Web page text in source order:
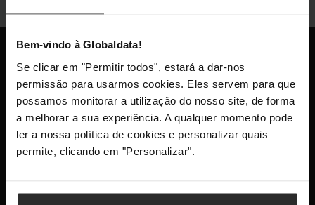
Bem-vindo à Globaldata!
Se clicar em "Permitir todos", estará a dar-nos
permissão para usarmos cookies. Eles servem para que
possamos monitorar a utilização do nosso site, de forma
a melhorar a sua experiência. A qualquer momento pode
ler a nossa política de cookies e personalizar quais
permite, clicando em "Personalizar".
Globaldata
+351 300 600 520
dias úteis das 10h-13h e 14h-18h
info@globaldata.pt
As nossas comunidades